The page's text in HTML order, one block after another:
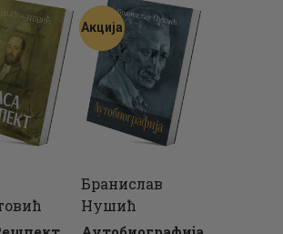
Акција
Бранислав
Нушић